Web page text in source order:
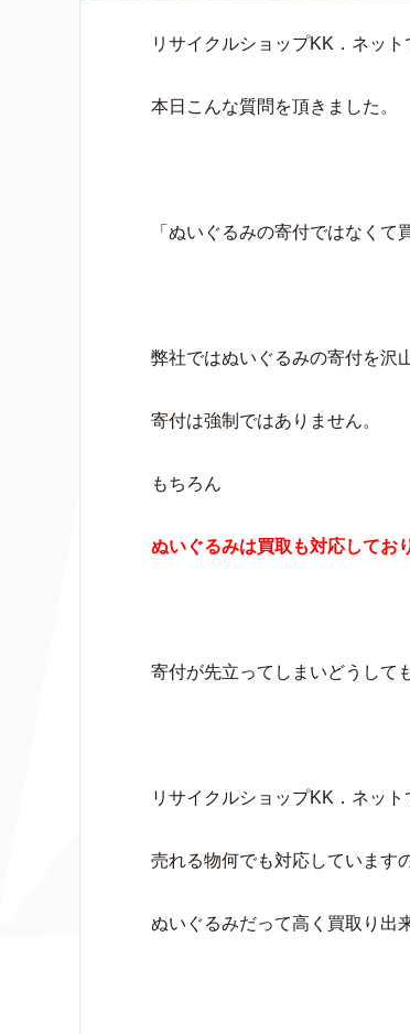
リサイクルショップKK．ネット
本日こんな質問を頂きました。
「ぬいぐるみの寄付ではなくて
弊社ではぬいぐるみの寄付を沢
寄付は強制ではありません。
もちろん
ぬいぐるみは買取も対応してお
寄付が先立ってしまいどうして
リサイクルショップKK．ネッ
売れる物何でも対応しています
ぬいぐるみだって高く買取り出